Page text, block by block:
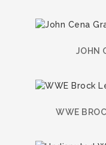
JOHN
WWE